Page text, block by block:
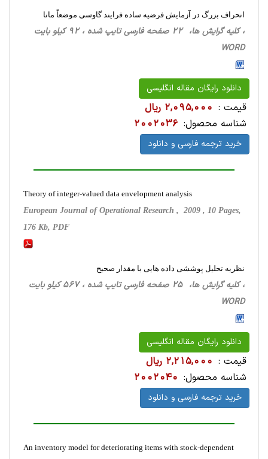
انحراف بزرگ در آزمایش فرضیه ساده فرایند گاوسی موضعاً مانا
، کلیه گرایش ها، 22 صفحه فارسی تایپ شده ، 92 کیلو بایت
WORD
دانلود رایگان مقاله انگلیسی
قیمت : 2,095,000 ریال
شناسه محصول: 2002036
خرید ترجمه فارسی و دانلود
Theory of integer-valued data envelopment analysis
European Journal of Operational Research , 2009 , 10 Pages,
176 Kb, PDF
نظریه تحلیل پوششی داده هایی با مقدار صحیح
، کلیه گرایش ها، 25 صفحه فارسی تایپ شده ، 567 کیلو بایت
WORD
دانلود رایگان مقاله انگلیسی
قیمت : 2,215,000 ریال
شناسه محصول: 2002040
خرید ترجمه فارسی و دانلود
An inventory model for deteriorating items with stock-dependent